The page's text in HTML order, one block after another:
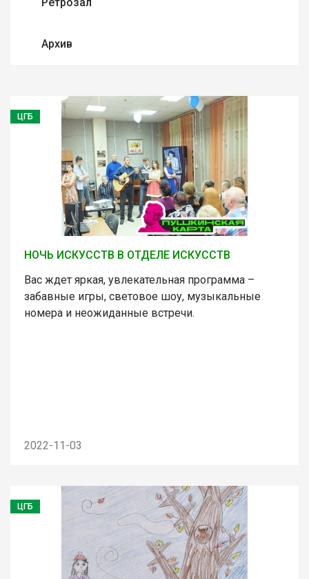
Архив
ЦГБ
НОЧЬ ИСКУССТВ В ОТДЕЛЕ ИСКУССТВ
Вас ждет яркая, увлекательная программа –
забавные игры, световое шоу, музыкальные
номера и неожиданные встречи.
2022-11-03
ЦГБ